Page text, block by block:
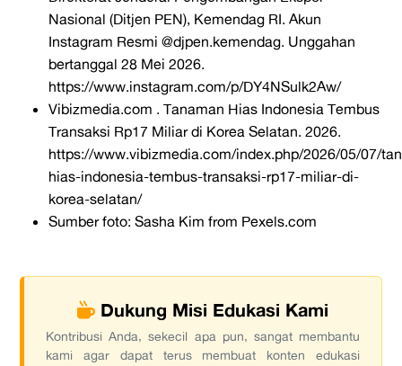
Nasional (Ditjen PEN), Kemendag RI.Akun
Instagram Resmi @djpen.kemendag. Unggahan
bertanggal 28 Mei 2026.
https://www.instagram.com/p/DY4NSulk2Aw/
Vibizmedia.com .Tanaman Hias Indonesia Tembus
Transaksi Rp17 Miliar di Korea Selatan. 2026.
https://www.vibizmedia.com/index.php/2026/05/07/
hias-indonesia-tembus-transaksi-rp17-miliar-di-
korea-selatan/
Sumber foto: Sasha Kim from Pexels.com
Dukung Misi Edukasi Kami
Kontribusi Anda, sekecil apa pun, sangat membantu
kami agar dapat terus membuat konten edukasi